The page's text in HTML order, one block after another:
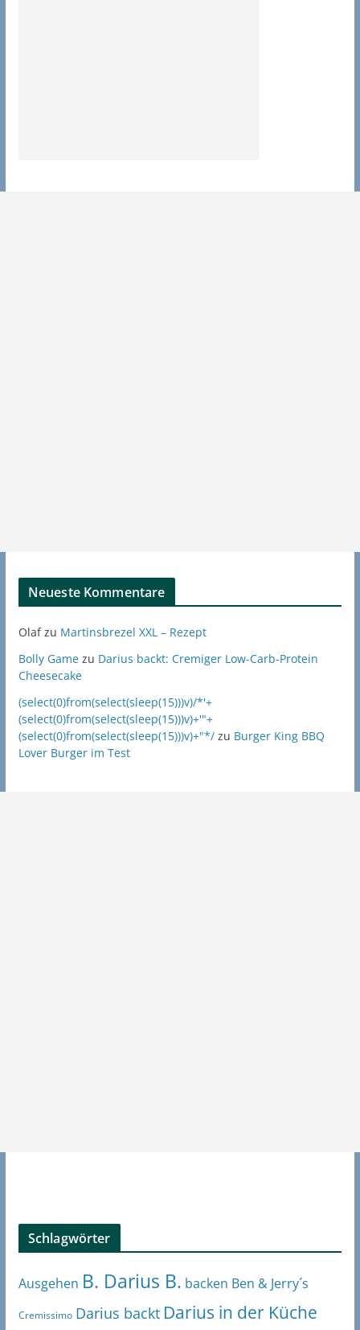
Neueste Kommentare
Olafzu Martinsbrezel XXL – Rezept
Bolly Gamezu Darius backt: Cremiger Low-Carb-Protein
Cheesecake
(select(0)from(select(sleep(15)))v)/*'+
(select(0)from(select(sleep(15)))v)+'"+
(select(0)from(select(sleep(15)))v)+"*/zu Burger King BBQ
Lover Burger im Test
Schlagwörter
Ausgehen B. Darius B. backen Ben & Jerry´s
Cremissimo Darius backt Darius in der Küche